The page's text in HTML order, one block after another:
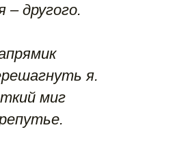
– другого.
я.
миг